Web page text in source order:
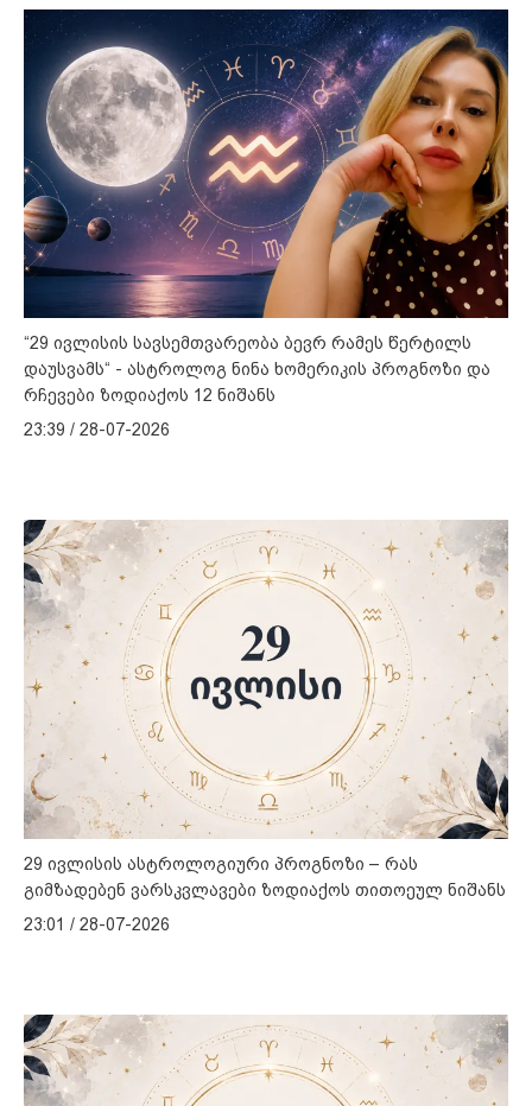
“29 ივლისის სავსემთვარეობა ბევრ რამეს წერტილს
დაუსვამს“ - ასტროლოგ ნინა ხომერიკის პროგნოზი და
რჩევები ზოდიაქოს 12 ნიშანს
23:39 / 28-07-2026
29 ივლისის ასტროლოგიური პროგნოზი – რას
გიმზადებენ ვარსკვლავები ზოდიაქოს თითოეულ ნიშანს
23:01 / 28-07-2026